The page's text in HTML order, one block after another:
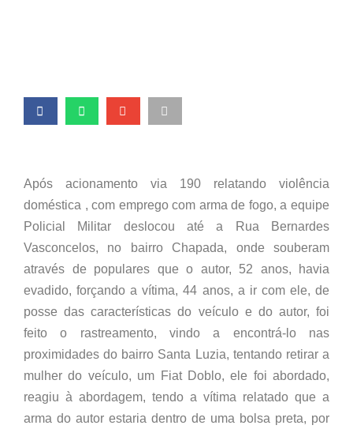
Após acionamento via 190 relatando violência
doméstica , com emprego com arma de fogo, a equipe
Policial Militar deslocou até a Rua Bernardes
Vasconcelos, no bairro Chapada, onde souberam
através de populares que o autor, 52 anos, havia
evadido, forçando a vítima, 44 anos, a ir com ele, de
posse das características do veículo e do autor, foi
feito o rastreamento, vindo a encontrá-lo nas
proximidades do bairro Santa Luzia, tentando retirar a
mulher do veículo, um Fiat Doblo, ele foi abordado,
reagiu à abordagem, tendo a vítima relatado que a
arma do autor estaria dentro de uma bolsa preta, por